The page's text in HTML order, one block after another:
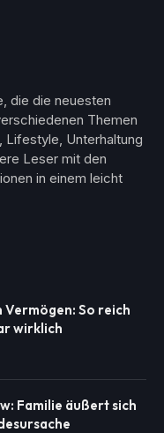
die die neuesten
Themen
Unterhaltung
Leser mit den
in einem leicht
Vermögen: So reich
wirklich
Familie äußert sich